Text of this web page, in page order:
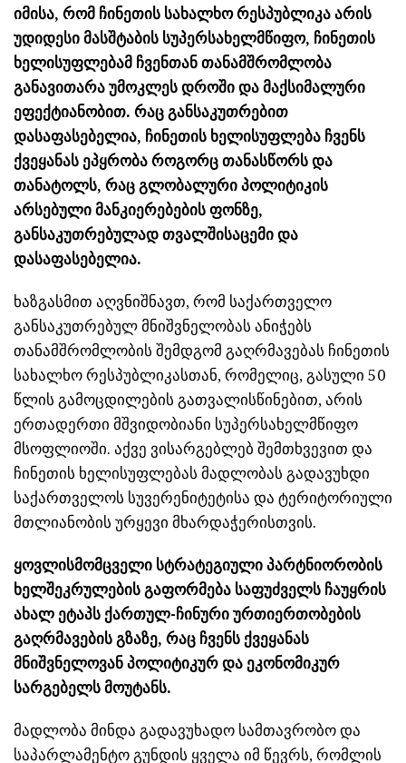
იმისა, რომ ჩინეთის სახალხო რესპუბლიკა არის
უდიდესი მასშტაბის სუპერსახელმწიფო, ჩინეთის
ხელისუფლებამ ჩვენთან თანამშრომლობა
განავითარა უმოკლეს დროში და მაქსიმალური
ეფექტიანობით. რაც განსაკუთრებით
დასაფასებელია, ჩინეთის ხელისუფლება ჩვენს
ქვეყანას ეპყრობა როგორც თანასწორს და
თანატოლს, რაც გლობალური პოლიტიკის
არსებული მანკიერებების ფონზე,
განსაკუთრებულად თვალშისაცემი და
დასაფასებელია.
ხაზგასმით აღვნიშნავთ, რომ საქართველო
განსაკუთრებულ მნიშვნელობას ანიჭებს
თანამშრომლობის შემდგომ გაღრმავებას ჩინეთის
სახალხო რესპუბლიკასთან, რომელიც, გასული 50
წლის გამოცდილების გათვალისწინებით, არის
ერთადერთი მშვიდობიანი სუპერსახელმწიფო
მსოფლიოში. აქვე ვისარგებლებ შემთხვევით და
ჩინეთის ხელისუფლებას მადლობას გადავუხდი
საქართველოს სუვერენიტეტისა და ტერიტორიული
მთლიანობის ურყევი მხარდაჭერისთვის.
ყოვლისმომცველი სტრატეგიული პარტნიორობის
ხელშეკრულების გაფორმება საფუძველს ჩაუყრის
ახალ ეტაპს ქართულ-ჩინური ურთიერთობების
გაღრმავების გზაზე, რაც ჩვენს ქვეყანას
მნიშვნელოვან პოლიტიკურ და ეკონომიკურ
სარგებელს მოუტანს.
მადლობა მინდა გადავუხადო სამთავრობო და
საპარლამენტო გუნდის ყველა იმ წევრს, რომლის